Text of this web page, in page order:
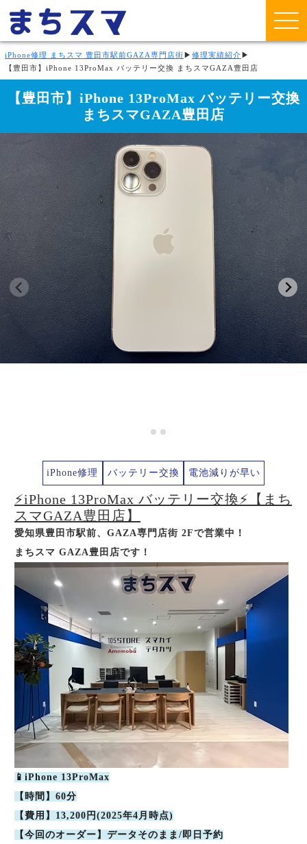
iPhone修理 まちスマ 豊田市駅前GAZA専門店街 ▶ 修理実績紹介 ▶
【豊田市】iPhone 13ProMax バッテリー交換 まちスマGAZA豊田店
【豊田市】iPhone 13ProMax バッテリー交換
まちスマGAZA豊田店
iPhone修理 バッテリー交換 電池減りが早い
⚡iPhone 13ProMax バッテリー交換⚡【まち
スマGAZA豊田店】
愛知県豊田市駅前、GAZA専門店街 2Fで営業中！
まちスマ GAZA豊田店です！
📱iPhone 13ProMax
【時間】60分
【費用】13,200円(2025年4月時点)
【今回のオーダー】データそのまま/即日予約